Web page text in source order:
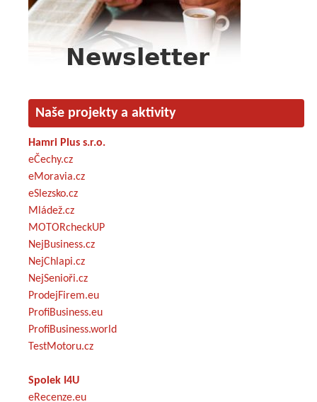
Naše projekty a aktivity
Hamri Plus s.r.o.
eČechy.cz
eMoravia.cz
eSlezsko.cz
Mládež.cz
MOTORcheckUP
NejBusiness.cz
NejChlapi.cz
NejSenioři.cz
ProdejFirem.eu
ProfiBusiness.eu
ProfiBusiness.world
TestMotoru.cz
Spolek I4U
eRecenze.eu